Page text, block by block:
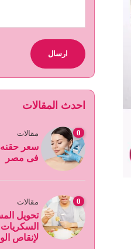
احدث المقالات
0 مقالات
فى مصر
0 مقالات
تحويل
لإنقاص